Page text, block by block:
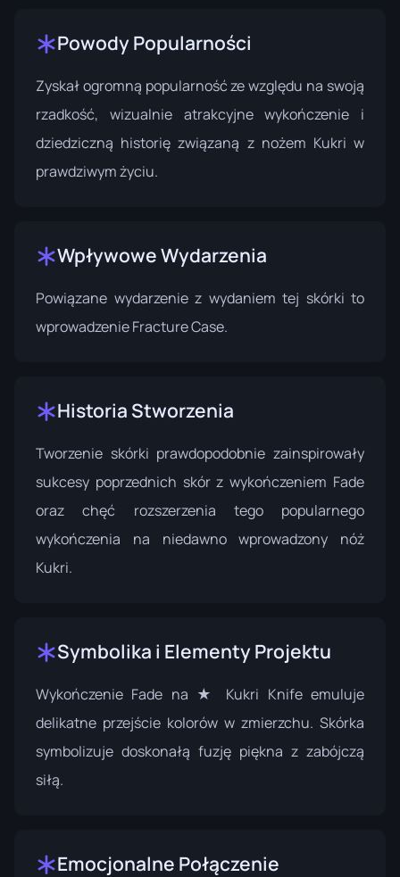
Powody Popularności
Zyskał ogromną popularność ze względu na swoją
rzadkość, wizualnie atrakcyjne wykończenie i
dziedziczną historię związaną z nożem Kukri w
prawdziwym życiu.
Wpływowe Wydarzenia
Powiązane wydarzenie z wydaniem tej skórki to
wprowadzenieFracture Case.
Historia Stworzenia
Tworzenie skórki prawdopodobnie zainspirowały
sukcesy poprzednich skór z wykończeniem Fade
oraz chęć rozszerzenia tego popularnego
wykończenia na niedawno wprowadzony nóż
Kukri.
Symbolika i Elementy Projektu
Wykończenie Fade na ★ Kukri Knife emuluje
delikatne przejście kolorów w zmierzchu. Skórka
symbolizuje doskonałą fuzję piękna z zabójczą
siłą.
Emocjonalne Połączenie